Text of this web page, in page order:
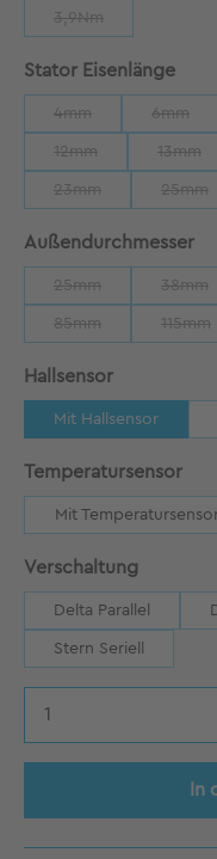
3,9Nm
Stator Eisenlänge
4mm 6mm
12mm 13mm
23mm 25mm
Außendurchmesser
25mm 38mm
85mm 115mm
Hallsensorauswählen
Mit Hallsensor
Temperatursensor
Mit
Verschaltung
Delta Parallel
Stern Seriell
Produkt
In